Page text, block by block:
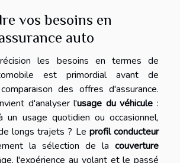
vos besoins en
auto
les besoins en termes de
est primordial avant de
des offres d'assurance.
d'analyser l'usage du véhicule :
usage quotidien ou occasionnel,
longs trajets ? Le profil conducteur
la sélection de la couverture
l'expérience au volant et le passé